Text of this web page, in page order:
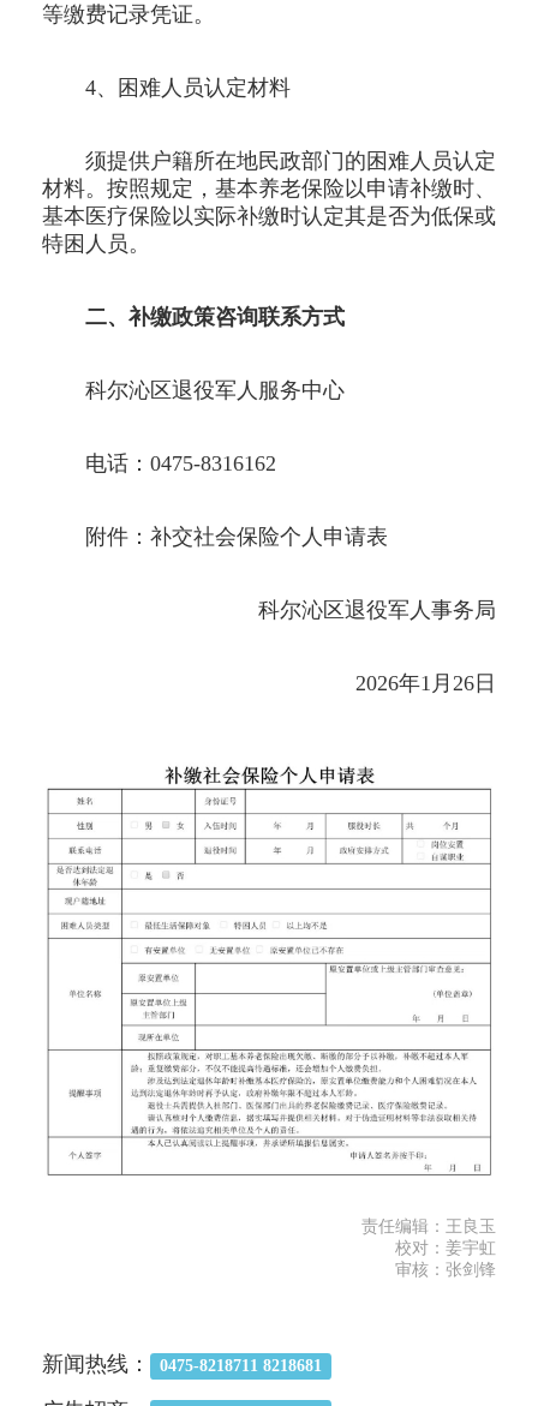
等缴费记录凭证。
4、困难人员认定材料
须提供户籍所在地民政部门的困难人员认定
材料。按照规定，基本养老保险以申请补缴时、
基本医疗保险以实际补缴时认定其是否为低保或
特困人员。
二、补缴政策咨询联系方式
科尔沁区退役军人服务中心
电话：0475-8316162
附件：补交社会保险个人申请表
科尔沁区退役军人事务局
2026年1月26日
责任编辑：王良玉
校对：姜宇虹
审核：张剑锋
新闻热线： 0475-8218711 8218681